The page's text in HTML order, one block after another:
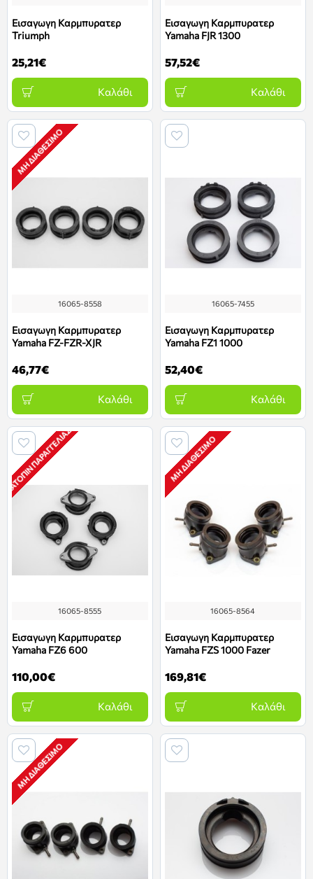
Εισαγωγη Καρμπυρατερ
Triumph
25,21€
Καλάθι
Εισαγωγη Καρμπυρατερ
Yamaha FJR 1300
57,52€
Καλάθι
ΜΗ ΔΙΑΘΈΣΙΜΟ
16065-8558
Εισαγωγη Καρμπυρατερ
Yamaha FZ-FZR-XJR
46,77€
Καλάθι
16065-7455
Εισαγωγη Καρμπυρατερ
Yamaha FZ1 1000
52,40€
Καλάθι
ΚΑΤΌΠΙΝ ΠΑΡΑΓΓΕΛΊΑΣ *
16065-8555
Εισαγωγη Καρμπυρατερ
Yamaha FZ6 600
110,00€
Καλάθι
ΜΗ ΔΙΑΘΈΣΙΜΟ
16065-8564
Εισαγωγη Καρμπυρατερ
Yamaha FZS 1000 Fazer
169,81€
Καλάθι
ΜΗ ΔΙΑΘΈΣΙΜΟ